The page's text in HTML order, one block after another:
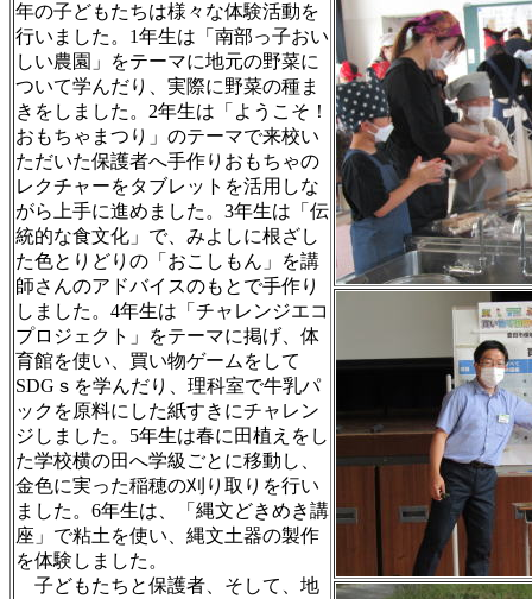
年の子どもたちは様々な体験活動を
行いました。1年生は「南部っ子おい
しい農園」をテーマに地元の野菜に
ついて学んだり、実際に野菜の種ま
きをしました。2年生は「ようこそ！
おもちゃまつり」のテーマで来校い
ただいた保護者へ手作りおもちゃの
レクチャーをタブレットを活用しな
がら上手に進めました。3年生は「伝
統的な食文化」で、みよしに根ざし
た色とりどりの「おこしもん」を講
師さんのアドバイスのもとで手作り
しました。4年生は「チャレンジエコ
プロジェクト」をテーマに掲げ、体
育館を使い、買い物ゲームをして
SDGｓを学んだり、理科室で牛乳パ
ックを原料にした紙すきにチャレン
ジしました。5年生は春に田植えをし
た学校横の田へ学級ごとに移動し、
金色に実った稲穂の刈り取りを行い
ました。6年生は、「縄文どきめき講
座」で粘土を使い、縄文土器の製作
を体験しました。
子どもたちと保護者、そして、地